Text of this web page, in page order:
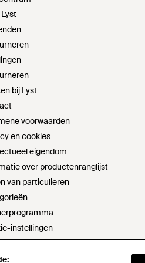
bij Lyst
voorwaarden
en cookies
eigendom
over productenranglijst
van particulieren
instellingen
sell or share my personal information
moderne slavernij